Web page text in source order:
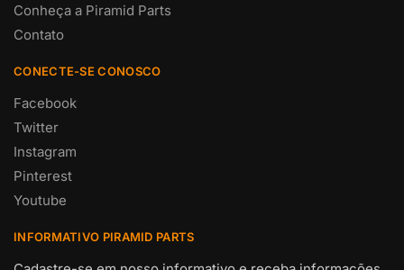
Conheça a Piramid Parts
Contato
CONECTE-SE CONOSCO
Facebook
Twitter
Instagram
Pinterest
Youtube
INFORMATIVO PIRAMID PARTS